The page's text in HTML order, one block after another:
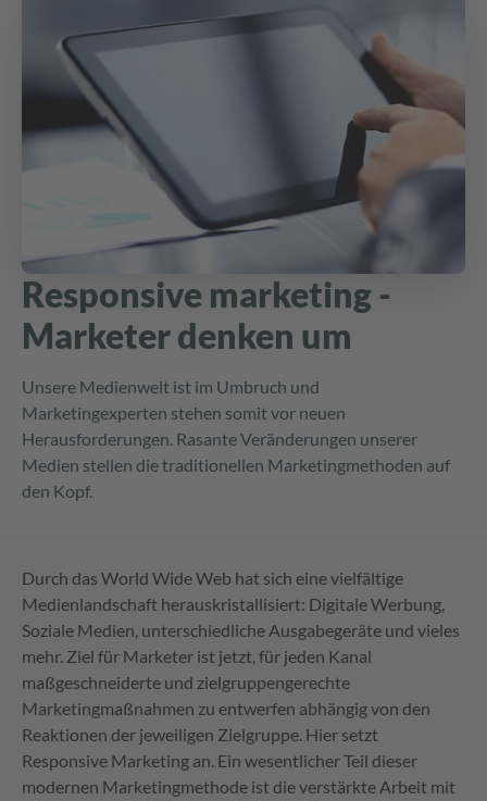
Responsive marketing -
Marketer denken um
Unsere Medienwelt ist im Umbruch und
Marketingexperten stehen somit vor neuen
Herausforderungen. Rasante Veränderungen unserer
Medien stellen die traditionellen Marketingmethoden auf
den Kopf.
Durch das World Wide Web hat sich eine vielfältige
Medienlandschaft herauskristallisiert: Digitale Werbung,
Soziale Medien, unterschiedliche Ausgabegeräte und vieles
mehr. Ziel für Marketer ist jetzt, für jeden Kanal
maßgeschneiderte und zielgruppengerechte
Marketingmaßnahmen zu entwerfen abhängig von den
Reaktionen der jeweiligen Zielgruppe. Hier setzt
Responsive Marketing an. Ein wesentlicher Teil dieser
modernen Marketingmethode ist die verstärkte Arbeit mit